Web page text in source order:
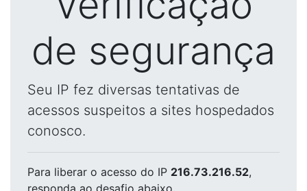
de segurança
Seu IP fez diversas tentativas de
acessos suspeitos a sites hospedados
conosco.
Para liberar o acesso do IP 216.73.216.52,
responda ao desafio abaixo.